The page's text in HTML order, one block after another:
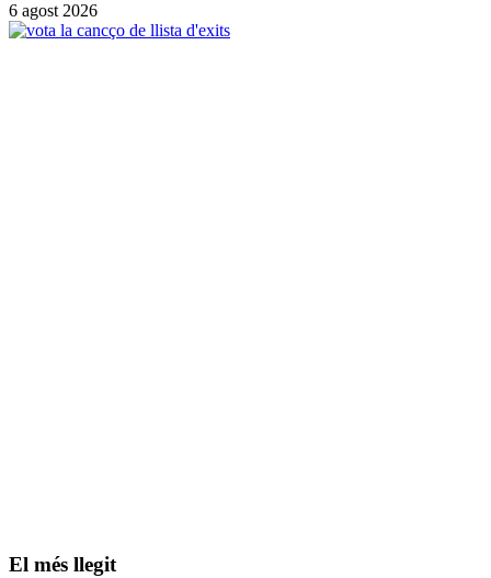
6 agost 2026
El més llegit